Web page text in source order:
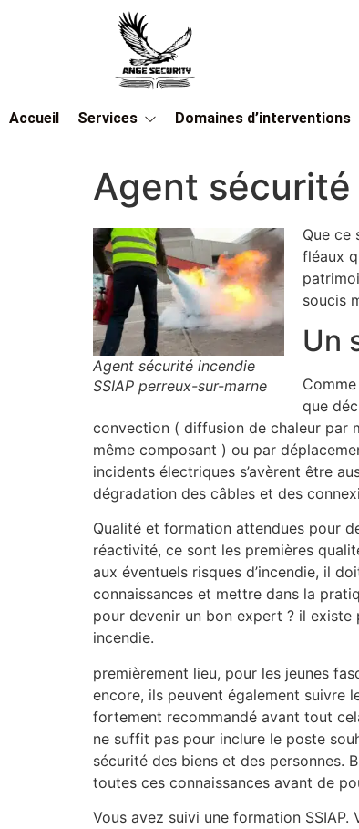
Accueil Services Domaines d’interventions
Agent
Agent sécurité incendie
SSIAP perreux-sur-marne
Que ce
fléaux
soucis
Un
que
convection ( diffusion de chaleur par
même composant ) ou par
incidents électriques s’avèrent être
dégradation des câbles et des
Qualité et formation attendues pour
réactivité, ce sont les premières
aux éventuels risques d’incendie, il
connaissances et mettre dans la
pour devenir un bon expert ? il
incendie.
premièrement lieu, pour les jeunes
encore, ils peuvent également suivre
fortement recommandé avant tout
ne suffit pas pour inclure le poste
sécurité des biens et des personnes.
toutes ces connaissances avant de
Vous avez suivi une formation